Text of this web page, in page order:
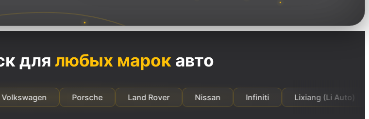
для любых марокавто
Porsche Land Rover Nissan Infiniti Lixiang (Li Auto) Zeekr